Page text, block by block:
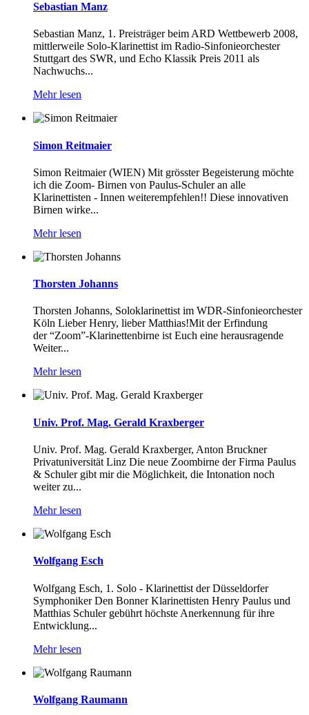
Sebastian Manz
Sebastian Manz, 1. Preisträger beim ARD Wettbewerb 2008,
mittlerweile Solo-Klarinettist im Radio-Sinfonieorchester
Stuttgart des SWR, und Echo Klassik Preis 2011 als
Nachwuchs...
Mehr lesen
Simon Reitmaier
Simon Reitmaier (WIEN) Mit grösster Begeisterung möchte
ich die Zoom- Birnen von Paulus-Schuler an alle
Klarinettisten - Innen weiterempfehlen!! Diese innovativen
Birnen wirke...
Mehr lesen
Thorsten Johanns
Thorsten Johanns, Soloklarinettist im WDR-Sinfonieorchester
Köln Lieber Henry, lieber Matthias!Mit der Erfindung
der “Zoom”-Klarinettenbirne ist Euch eine herausragende
Weiter...
Mehr lesen
Univ. Prof. Mag. Gerald Kraxberger
Univ. Prof. Mag. Gerald Kraxberger, Anton Bruckner
Privatuniversität Linz Die neue Zoombirne der Firma Paulus
& Schuler gibt mir die Möglichkeit, die Intonation noch
weiter zu...
Mehr lesen
Wolfgang Esch
Wolfgang Esch, 1. Solo - Klarinettist der Düsseldorfer
Symphoniker Den Bonner Klarinettisten Henry Paulus und
Matthias Schuler gebührt höchste Anerkennung für ihre
Entwicklung...
Mehr lesen
Wolfgang Raumann